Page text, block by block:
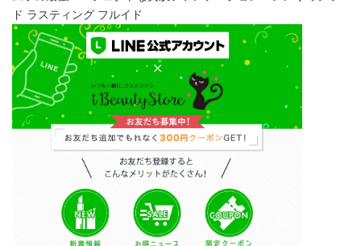
ド ラスティング フルイド